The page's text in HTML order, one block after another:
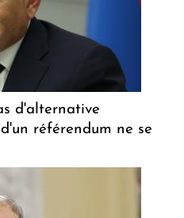
d'alternative
référendum ne se